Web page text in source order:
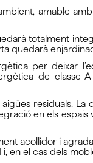
amable
totalment
quedarà
per deixar
de classe
residuals.
en els
acollidor i
en el cas dels